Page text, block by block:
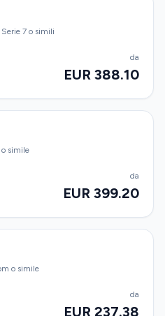
7 o simili
da
EUR 388.10
o simile
da
EUR 399.20
o simile
da
EUR 237.38